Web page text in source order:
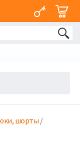
шорты /